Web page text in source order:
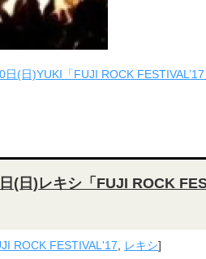
日(日)YUKI「FUJI ROCK
(日)レキシ「FUJI ROCK
ROCK FESTIVAL'17 レキシ]